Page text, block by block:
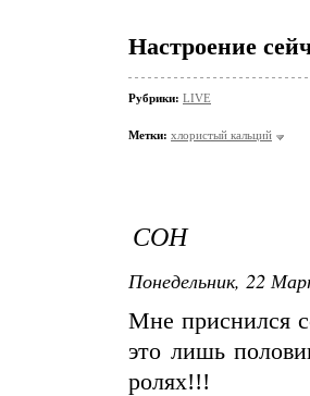
Настроение
Рубрики: LIVE
Метки: хлористый кальций
СОН
Понедельник, 22
Мне приснился
это лишь
ролях!!!